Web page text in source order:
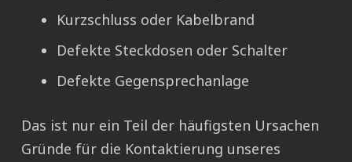
Kurzschluss oder Kabelbrand
Defekte Steckdosen oder Schalter
Defekte Gegensprechanlage
Das ist nur ein Teil der häufigsten Ursachen
Gründe für die Kontaktierung unseres